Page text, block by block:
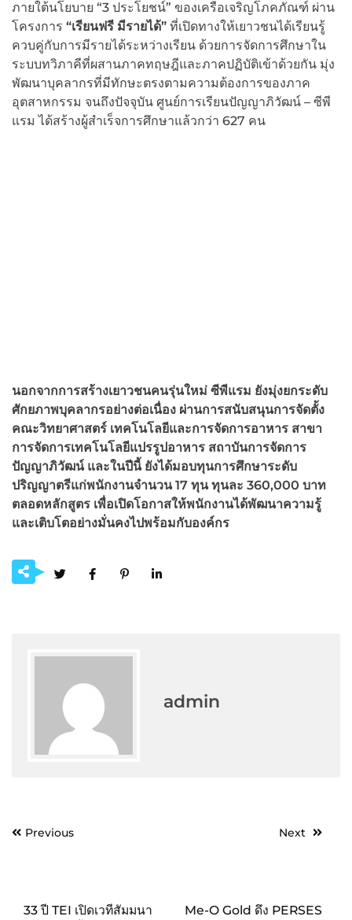
ภายใต้นโยบาย “3 ประโยชน์” ของเครือเจริญโภคภัณฑ์ ผ่าน
โครงการ “เรียนฟรี มีรายได้” ที่เปิดทางให้เยาวชนได้เรียนรู้
ควบคู่กับการมีรายได้ระหว่างเรียน ด้วยการจัดการศึกษาใน
ระบบทวิภาคีที่ผสานภาคทฤษฎีและภาคปฏิบัติเข้าด้วยกัน มุ่ง
พัฒนาบุคลากรที่มีทักษะตรงตามความต้องการของภาค
อุตสาหกรรม จนถึงปัจจุบัน ศูนย์การเรียนปัญญาภิวัฒน์ – ซีพี
แรม ได้สร้างผู้สำเร็จการศึกษาแล้วกว่า 627 คน
นอกจากการสร้างเยาวชนคนรุ่นใหม่ ซีพีแรม ยังมุ่งยกระดับ
ศักยภาพบุคลากรอย่างต่อเนื่อง ผ่านการสนับสนุนการจัดตั้ง
คณะวิทยาศาสตร์ เทคโนโลยีและการจัดการอาหาร สาขา
การจัดการเทคโนโลยีแปรรูปอาหาร สถาบันการจัดการ
ปัญญาภิวัฒน์ และในปีนี้ ยังได้มอบทุนการศึกษาระดับ
ปริญญาตรีแก่พนักงานจำนวน17 ทุน ทุนละ 360,000 บาท
ตลอดหลักสูตร เพื่อเปิดโอกาสให้พนักงานได้พัฒนาความรู้
และเติบโตอย่างมั่นคงไปพร้อมกับองค์กร
admin
PostPrevious
33 ปี TEI เปิดเวทีสัมมนา
Next
Me-O Gold ดึง PERSES